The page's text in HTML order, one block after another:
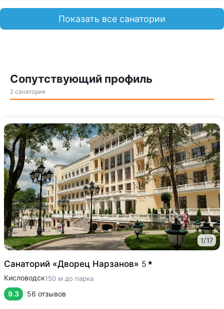
Показать все санатории
Сопутствующий профиль
2 санатория
1/17
Санаторий «Дворец Нарзанов» 5
Кисловодск150 м до парка
9.3 56 отзывов